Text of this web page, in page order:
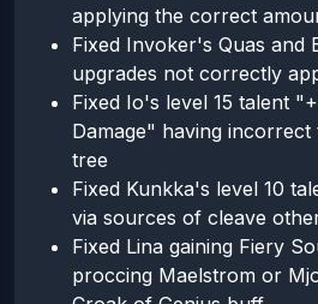
applying the correct
Fixed Invoker's Quas and
upgrades not correctly
Fixed Io's level 15 talent
Damage" having
tree
Fixed Kunkka's level 10
via sources of cleave
Fixed Lina gaining Fiery
proccing Maelstrom or